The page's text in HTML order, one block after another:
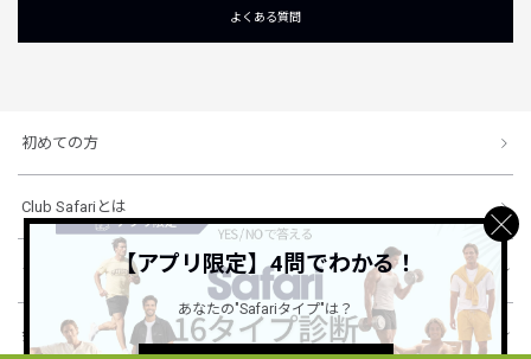
よくある質問
初めての方
Club Safariとは
ショッピングガイド
会社概要・規約
【アプリ限定】4問でわかる！
あなたの"Safariタイプ"は？